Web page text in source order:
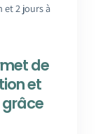
et 2 jours à
de
et
grâce